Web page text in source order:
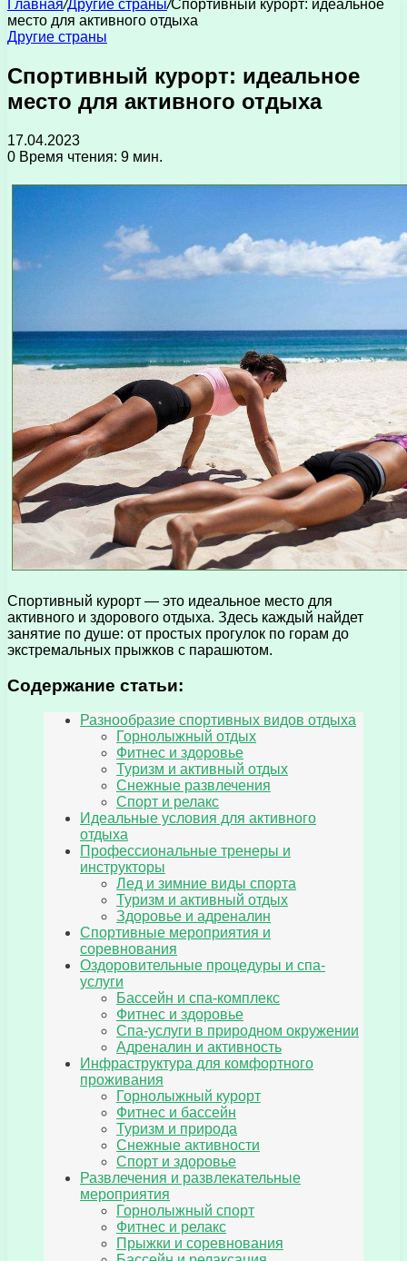
Главная/Другие страны/Спортивный курорт: идеальное
место для активного отдыха
Другие страны
Спортивный курорт: идеальное
место для активного отдыха
17.04.2023
0 Время чтения: 9 мин.
Спортивный курорт — это идеальное место для
активного и здорового отдыха. Здесь каждый найдет
занятие по душе: от простых прогулок по горам до
экстремальных прыжков с парашютом.
Содержание статьи:
Разнообразие спортивных видов отдыха
Горнолыжный отдых
Фитнес и здоровье
Туризм и активный отдых
Снежные развлечения
Спорт и релакс
Идеальные условия для активного
отдыха
Профессиональные тренеры и
инструкторы
Лед и зимние виды спорта
Туризм и активный отдых
Здоровье и адреналин
Спортивные мероприятия и
соревнования
Оздоровительные процедуры и спа-
услуги
Бассейн и спа-комплекс
Фитнес и здоровье
Спа-услуги в природном окружении
Адреналин и активность
Инфраструктура для комфортного
проживания
Горнолыжный курорт
Фитнес и бассейн
Туризм и природа
Снежные активности
Спорт и здоровье
Развлечения и развлекательные
мероприятия
Горнолыжный спорт
Фитнес и релакс
Прыжки и соревнования